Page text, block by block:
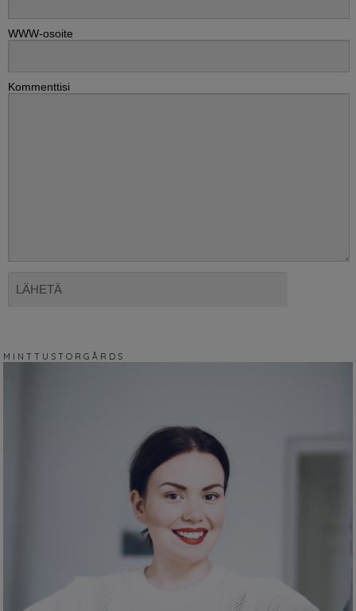
WWW-osoite
Kommenttisi
M I N T T U S T O R G Å R D S